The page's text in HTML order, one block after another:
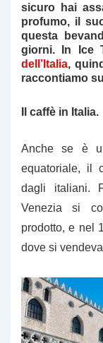
sicuro hai
profumo, il
questa
giorni. In Ice
dell’Italia,
raccontiamo
Il caffè in Italia.
Anche se è
equatoriale, il
dagli italiani.
Venezia si
prodotto, e nel
dove si